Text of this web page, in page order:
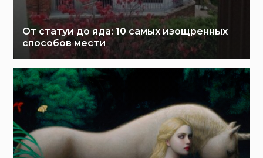
От статуи до яда: 10 самых изощренных
способов мести